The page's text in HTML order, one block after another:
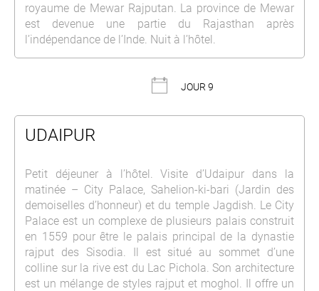
royaume de Mewar Rajputan. La province de Mewar
est devenue une partie du Rajasthan après
l’indépendance de l’Inde. Nuit à l’hôtel.
JOUR 9
UDAIPUR
Petit déjeuner à l’hôtel. Visite d’Udaipur dans la
matinée – City Palace, Sahelion-ki-bari (Jardin des
demoiselles d’honneur) et du temple Jagdish. Le City
Palace est un complexe de plusieurs palais construit
en 1559 pour être le palais principal de la dynastie
rajput des Sisodia. Il est situé au sommet d’une
colline sur la rive est du Lac Pichola. Son architecture
est un mélange de styles rajput et moghol. Il offre un